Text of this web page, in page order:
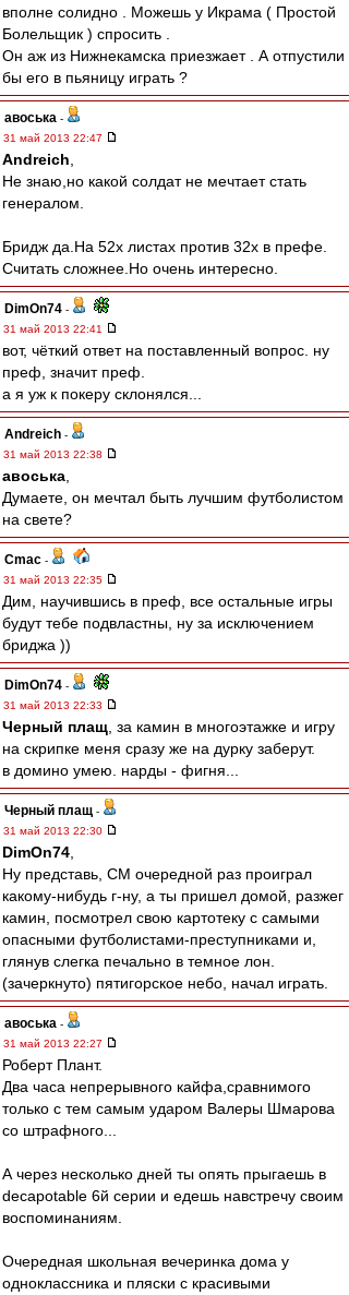
вполне солидно . Можешь у Икрама ( Простой
Болельщик ) спросить .
Он аж из Нижнекамска приезжает . А отпустили
бы его в пьяницу играть ?
авоська -
31 май 2013 22:47
Andreich
Не знаю,но какой солдат не мечтает стать
генералом.
Бридж да.На 52х листах против 32х в префе.
Считать сложнее.Но очень интересно.
DimOn74 -
31 май 2013 22:41
вот, чёткий ответ на поставленный вопрос. ну
преф, значит преф.
а я уж к покеру склонялся...
Andreich -
31 май 2013 22:38
авоська
Думаете, он мечтал быть лучшим футболистом
на свете?
Cmac -
31 май 2013 22:35
Дим, научившись в преф, все остальные игры
будут тебе подвластны, ну за исключением
бриджа ))
DimOn74 -
31 май 2013 22:33
Черный плащ , за камин в многоэтажке и игру
на скрипке меня сразу же на дурку заберут.
в домино умею. нарды - фигня...
Черный плащ -
31 май 2013 22:30
DimOn74
Ну представь, СМ очередной раз проиграл
какому-нибудь г-ну, а ты пришел домой, разжег
камин, посмотрел свою картотеку с самыми
опасными футболистами-преступниками и,
глянув слегка печально в темное лон.
(зачеркнуто) пятигорское небо, начал играть.
авоська -
31 май 2013 22:27
Роберт Плант.
Два часа непрерывного кайфа,сравнимого
только с тем самым ударом Валеры Шмарова
со штрафного...
А через несколько дней ты опять прыгаешь в
decapotable 6й серии и едешь навстречу своим
воспоминаниям.
Очередная школьная вечеринка дома у
одноклассника и пляски с красивыми